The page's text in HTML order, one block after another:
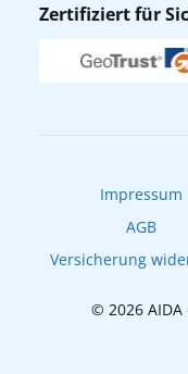
Verhaltens- &
Newsletter
Zertifiziert für
Impressum
AGB
Versicherung
© 2026